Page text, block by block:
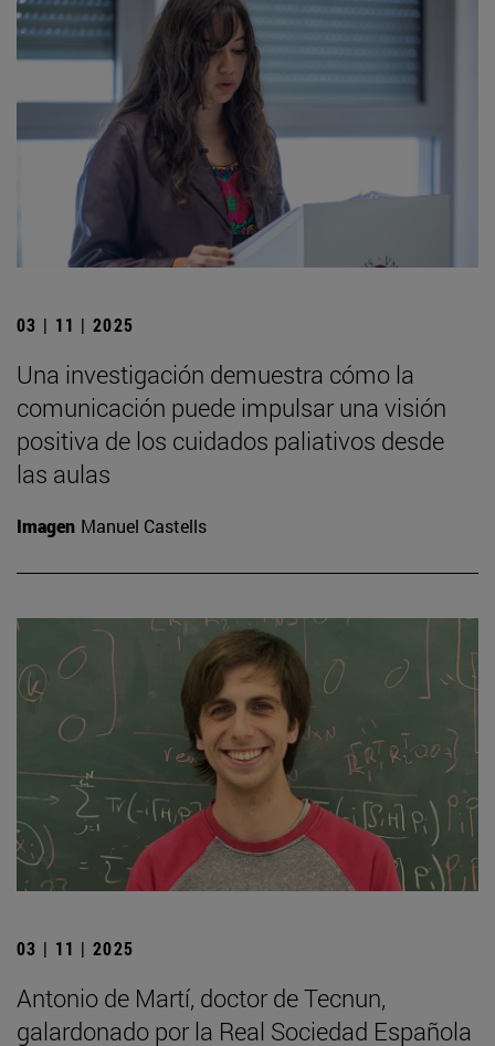
03 | 11 | 2025
Una investigación demuestra cómo la
comunicación puede impulsar una visión
positiva de los cuidados paliativos desde
las aulas
Imagen Manuel Castells
03 | 11 | 2025
Antonio de Martí, doctor de Tecnun,
galardonado por la Real Sociedad Española